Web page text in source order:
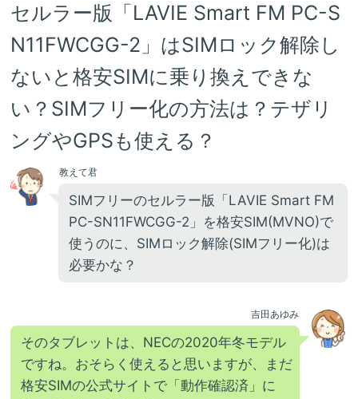
セルラー版「LAVIE Smart FM PC-S
N11FWCGG-2」はSIMロック解除し
ないと格安SIMに乗り換えできな
い？SIMフリー化の方法は？テザリ
ングやGPSも使える？
教えて君
SIMフリーのセルラー版「LAVIE Smart FM
PC-SN11FWCGG-2」を格安SIM(MVNO)で
使うのに、SIMロック解除(SIMフリー化)は
必要かな？
吉田あゆみ
そのタブレットは、NECの2020年冬モデル
ですね。おそらく使えると思いますが、まだ
格安SIMの公式サイトで「動作確認済」に